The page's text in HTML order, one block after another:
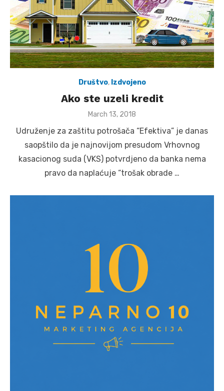
Društvo, Izdvojeno
Ako ste uzeli kredit
Posted
March 13, 2018
Udruženje za zaštitu potrošača “Efektiva” je danas
saopštilo da je najnovijom presudom Vrhovnog
kasacionog suda (VKS) potvrdjeno da banka nema
pravo da naplaćuje “trošak obrade …